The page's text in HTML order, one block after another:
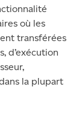
où les
transférées
d’exécution
la plupart